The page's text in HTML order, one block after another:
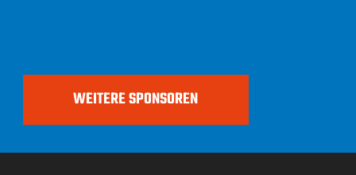
WEITERE SPONSOREN